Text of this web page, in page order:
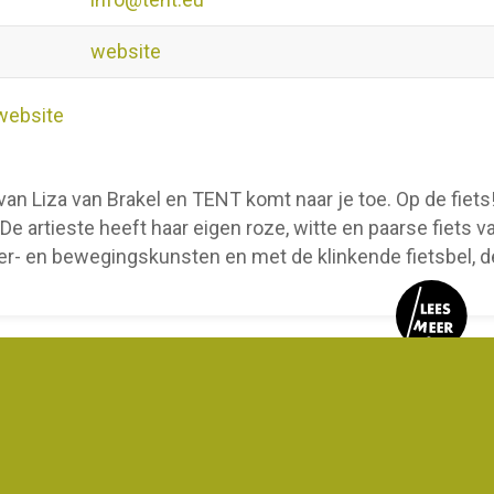
website
Liza van Brakel en TENT komt naar je toe. Op de
artieste heeft haar eigen roze, witte en paarse fiets
en bewegingskunsten en met de klinkende fietsbel,